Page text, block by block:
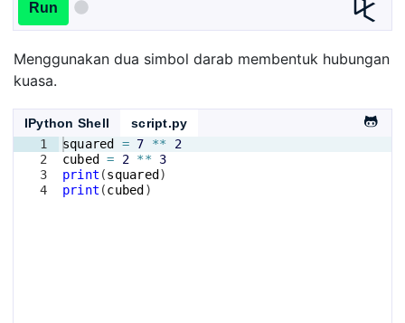
Run
Menggunakan dua simbol darab membentuk hubungan
kuasa.
IPython Shell
script.py
1
2
3
4
squared = 7 **
2
cubed
= 2 **
3
print (squared )
print (cubed )